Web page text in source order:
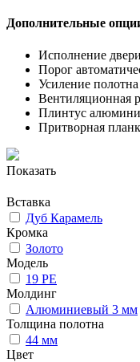
Дополнительные
Исполнение
Порог
Усиление
Вентиляционная
Плинтус
Притворная
Показать
Вставка
Дуб Карамель
Кромка
Золото
Модель
19 PE
Молдинг
Алюминиевый 3 мм
Толщина полотна
44 мм
Цвет